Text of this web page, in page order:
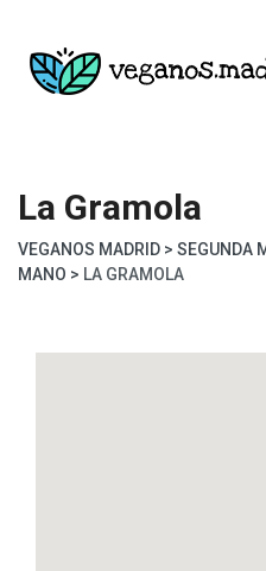
content
La Gramola
VEGANOS MADRID > SEGUNDA
MANO > LA GRAMOLA